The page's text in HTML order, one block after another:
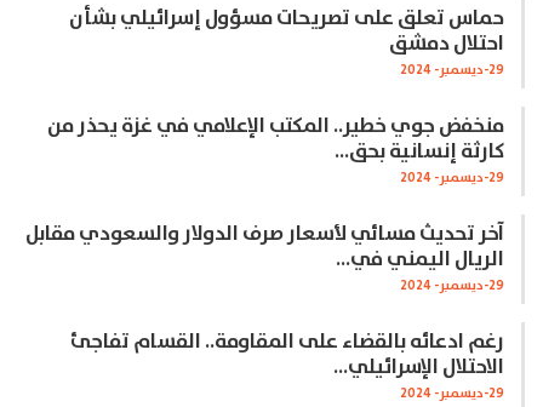
حماس تعلق على تصريحات مسؤول إسرائيلي بشأن
احتلال دمشق
29-ديسمبر- 2024
منخفض جوي خطير.. المكتب الإعلامي في غزة يحذر من
كارثة إنسانية بحق…
29-ديسمبر- 2024
آخر تحديث مسائي لأسعار صرف الدولار والسعودي مقابل
الريال اليمني في…
29-ديسمبر- 2024
رغم ادعائه بالقضاء على المقاومة.. القسام تفاجئ
الاحتلال الإسرائيلي…
29-ديسمبر- 2024